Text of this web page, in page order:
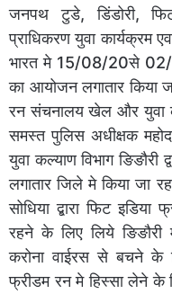
जनपथ टुडे, डिंडोरी,
प्राधिकरण युवा कार्यक्रम
भारत मे 15/08/20से 02/
का आयोजन लगातार किया
रन संचनालय खेल और युवा
समस्त पुलिस अधीक्षक
युवा कल्याण विभाग ङिङौरी
लगातार जिले मे किया जा
सोधिया द्बारा फिट
रहने के लिए लिये
करोना वाईरस से बचने के
फ्रीडम रन मे हिस्सा लेने के